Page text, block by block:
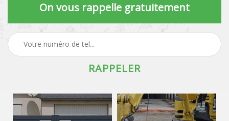
On vous rappelle gratuitement